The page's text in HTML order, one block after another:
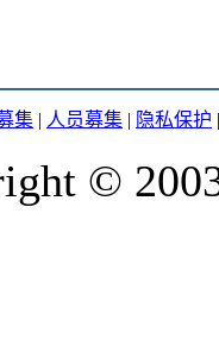
集 | 人员募集 | 隐私保护 |
©